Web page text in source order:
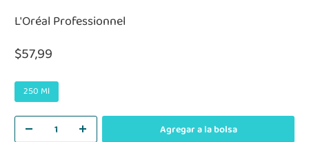
L'Oréal Professionnel
$57,99
250 Ml
Agregar a la bolsa